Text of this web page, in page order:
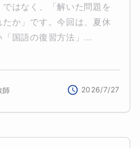
はなく、「解いた問題を
か」です。今回は、夏休
国語の復習方法」...
師 2026/7/27